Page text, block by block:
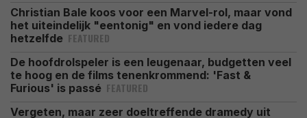
Christian Bale koos voor een Marvel-rol, maar vond
het uiteindelijk "eentonig" en vond iedere dag
hetzelfde FEATURED
De hoofdrolspeler is een leugenaar, budgetten veel
te hoog en de films tenenkrommend: 'Fast &
Furious' is passé FEATURED
Vergeten, maar zeer doeltreffende dramedy uit